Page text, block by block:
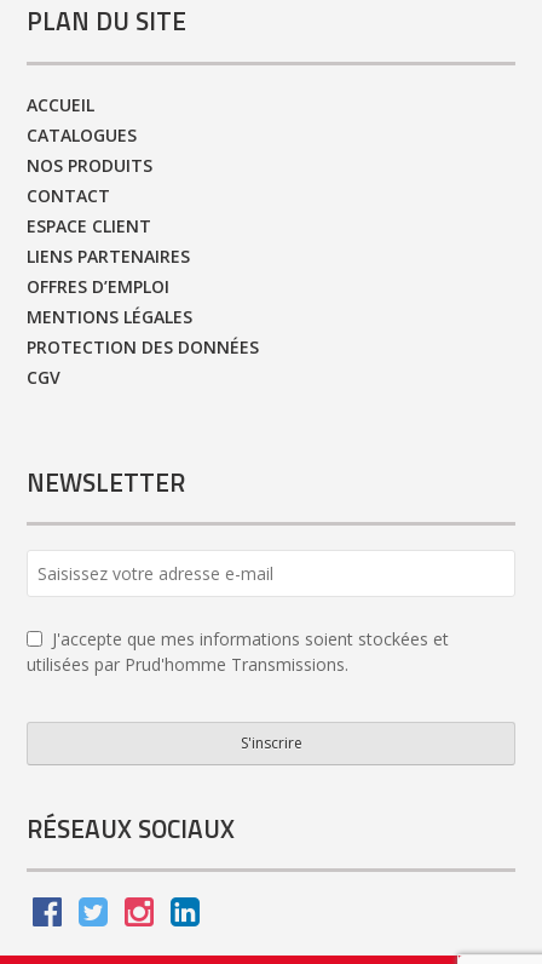
PLAN DU SITE
ACCUEIL
CATALOGUES
NOS PRODUITS
CONTACT
ESPACE CLIENT
LIENS PARTENAIRES
OFFRES D’EMPLOI
MENTIONS LÉGALES
PROTECTION DES DONNÉES
CGV
NEWSLETTER
J'accepte que mes informations soient stockées et
utilisées par Prud'homme Transmissions.
S'inscrire
Number *
RÉSEAUX SOCIAUX